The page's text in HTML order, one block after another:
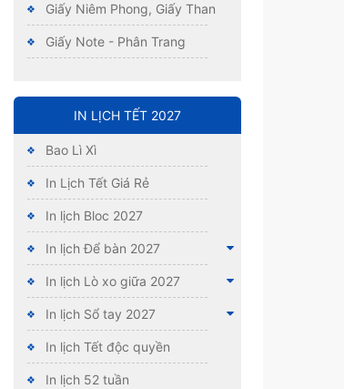
Giấy Niêm Phong, Giấy Than
Giấy Note - Phân Trang
IN LỊCH TẾT 2027
Bao Lì Xì
In Lịch Tết Giá Rẻ
In lịch Bloc 2027
In lịch Để bàn 2027
In lịch Lò xo giữa 2027
In lịch Sổ tay 2027
In lịch Tết độc quyền
In lịch 52 tuần